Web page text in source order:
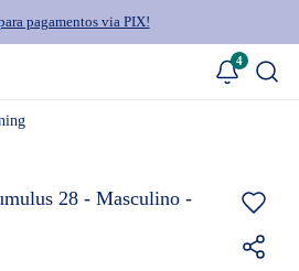
pagamentos via PIX!
4
28 - Masculino -